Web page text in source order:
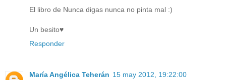
El libro de Nunca digas nunca no pinta mal :)
Un besito♥
Responder
María Angélica Teherán 15 may 2012, 19:22:00